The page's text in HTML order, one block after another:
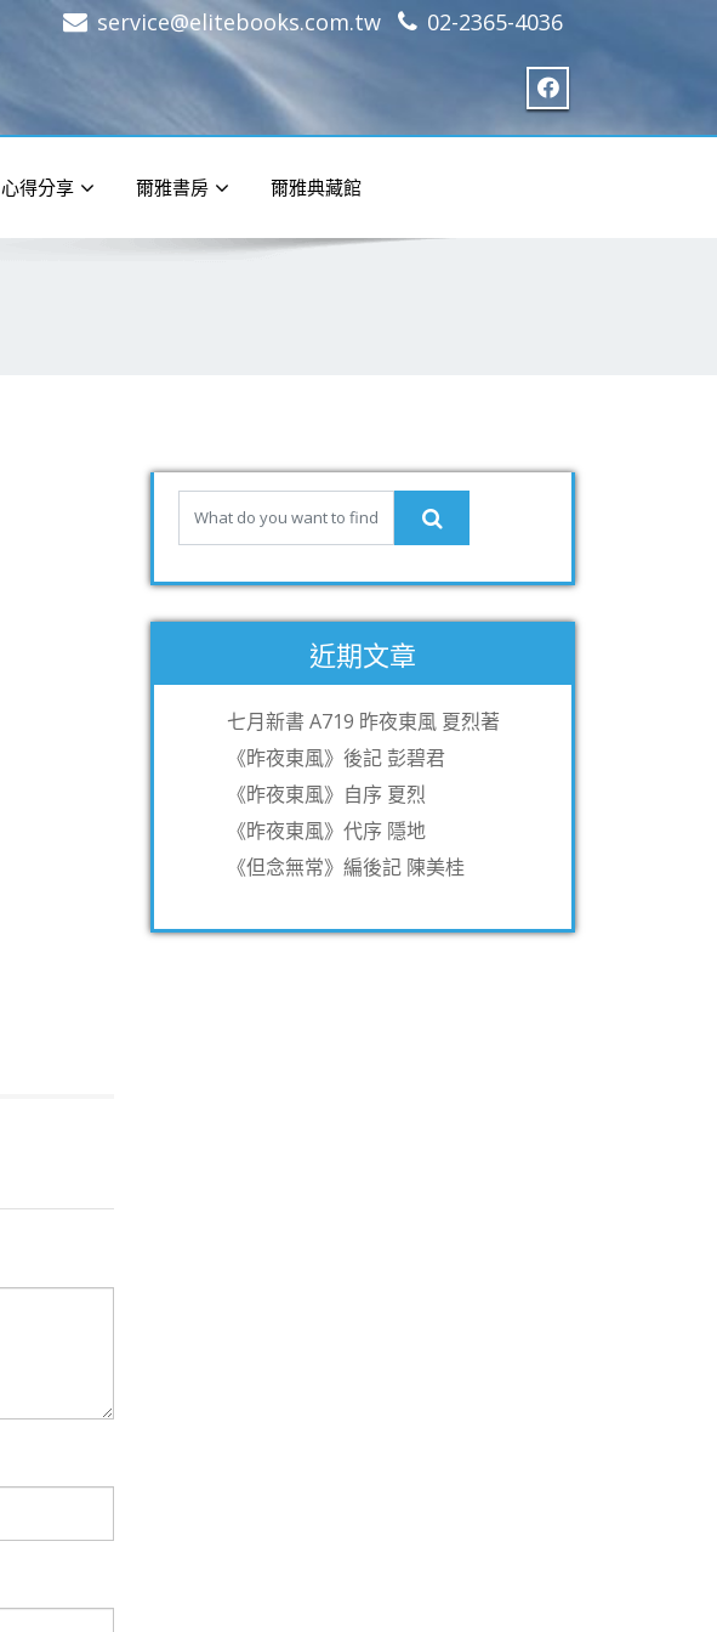
service@elitebooks.com.tw 02-2365-4036
心得分享 爾雅書房 爾雅典藏館
近期文章
七月新書 A719 昨夜東風 夏烈著
《昨夜東風》後記 彭碧君
《昨夜東風》自序 夏烈
《昨夜東風》代序 隱地
《但念無常》編後記 陳美桂